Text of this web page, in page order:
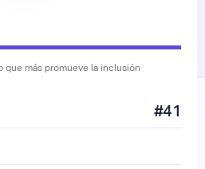
que más promueve la inclusión
#41